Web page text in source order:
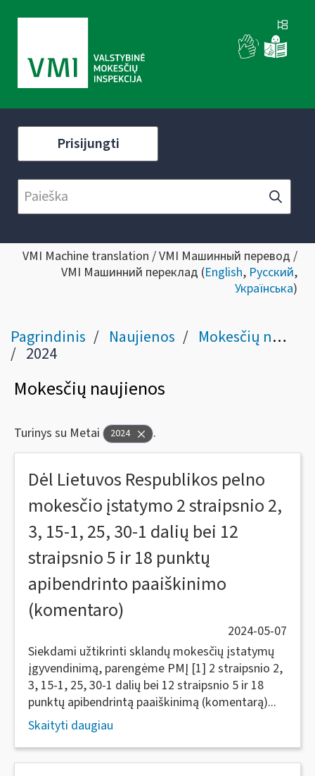
Prisijungti
VMI Machine translation / VMI Машинный перевод /
VMI Машинний переклад (English, Русский,
Українська)
Pagrindinis Naujienos Mokesčių naujienos
2024
Mokesčių naujienos
Turinys su Metai 2024 .
Dėl Lietuvos Respublikos pelno
mokesčio įstatymo 2 straipsnio 2,
3, 15-1, 25, 30-1 dalių bei 12
straipsnio 5 ir 18 punktų
apibendrinto paaiškinimo
(komentaro)
2024-05-07
Siekdami užtikrinti sklandų mokesčių įstatymų
įgyvendinimą, parengėme PMĮ [1] 2 straipsnio 2,
3, 15-1, 25, 30-1 dalių bei 12 straipsnio 5 ir 18
punktų apibendrintą paaiškinimą (komentarą)...
Skaityti daugiau